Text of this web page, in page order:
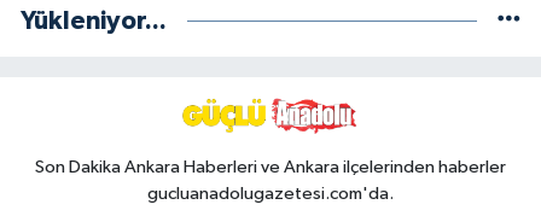
Yükleniyor...
Son Dakika Ankara Haberleri ve Ankara ilçelerinden haberler
gucluanadolugazetesi.com'da.